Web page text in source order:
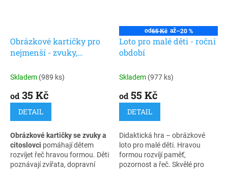
Obrázkové kartičky pro
nejmenší - zvuky,
Skladem (989 ks)
od 35 Kč
DETAIL
Obrázkové kartičky se zvuky a
citoslovci pomáhají dětem
rozvíjet řeč hravou formou. Děti
poznávají zvířata, dopravní
od65 Kč až–20 %
Loto pro malé děti - roční
období
Skladem (977 ks)
od 55 Kč
DETAIL
Didaktická hra – obrázkové
loto pro malé děti. Hravou
formou rozvíjí paměť,
pozornost a řeč. Skvělé pro